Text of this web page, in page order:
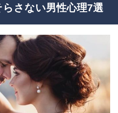
さない男性心理7選